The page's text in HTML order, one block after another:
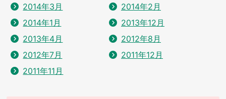
2014年3月
2014年2月
2014年1月
2013年12月
2013年4月
2012年8月
2012年7月
2011年12月
2011年11月